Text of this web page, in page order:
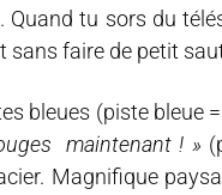
tu sors du
sans faire de petit
bleues (piste bleue
maintenant ! »
Magnifique